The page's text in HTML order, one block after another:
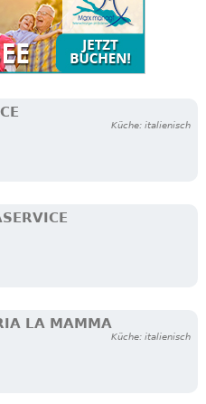
Küche: italienisch
LA MAMMA
Küche: italienisch